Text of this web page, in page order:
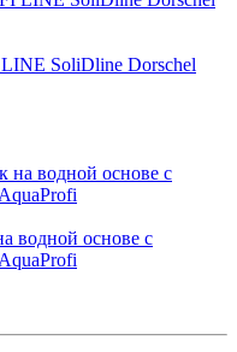
SoliDline Dorschel
водной основе с